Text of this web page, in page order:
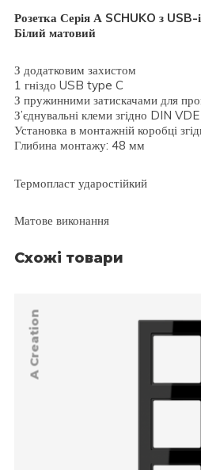
Розетка Серія А SCHUKO з
Білий матовий
З додатковим захистом
1 гніздо USB type C
З пружинними затискачами для
З’єднувальні клеми згідно DIN
Установка в монтажній коробці
Глибина монтажу: 48 мм
Термопласт ударостійкий
Матове виконання
Схожі товари
A Creation